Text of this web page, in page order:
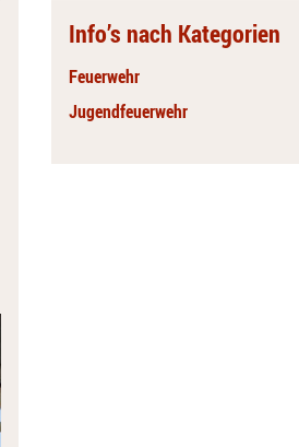
Info’s nach Kategorien
Feuerwehr
Jugendfeuerwehr